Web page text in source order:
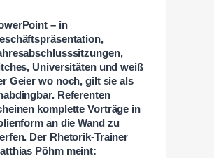
– in
Universitäten und weiß
Geier wo noch, gilt sie als
Referenten
komplette Vorträge in
an die Wand zu
Der Rhetorik-Trainer
Pöhm meint: